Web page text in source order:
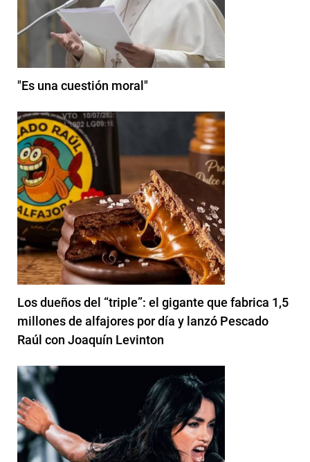
"Es una cuestión moral"
Los dueños del “triple”: el gigante que fabrica 1,5
millones de alfajores por día y lanzó Pescado
Raúl con Joaquín Levinton